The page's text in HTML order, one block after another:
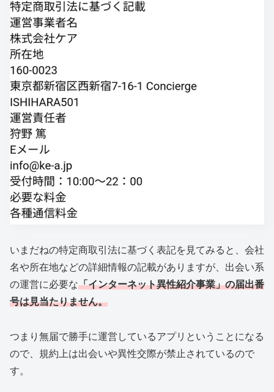
いまだねの特定商取引法に基づく表記を見てみると、会社
名や所在地などの詳細情報の記載がありますが、出会い系
の運営に必要な「インターネット異性紹介事業」の届出番
号は見当たりません。
つまり無届で勝手に運営しているアプリということになる
ので、規約上は出会いや異性交際が禁止されているので
す。